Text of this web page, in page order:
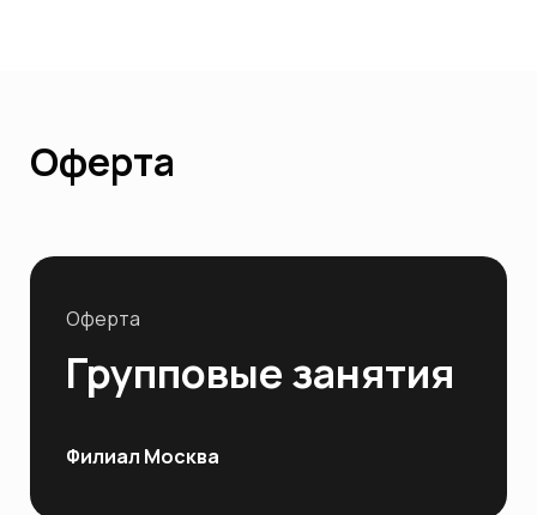
Оферта
Оферта
Групповые занятия
Филиал Москва